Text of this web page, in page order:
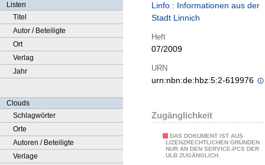
Listen
Titel
Autor / Beteiligte
Ort
Verlag
Jahr
Clouds
Schlagwörter
Orte
Autoren / Beteiligte
Verlage
Linfo : Informationen aus der
Stadt Linnich
Heft
07/2009
URN
urn:nbn:de:hbz:5:2-619976
Zugänglichkeit
DAS DOKUMENT IST AUS
LIZENZRECHTLICHEN GRÜNDEN
NUR AN DEN SERVICE-PCS DER
ULB ZUGÄNGLICH.